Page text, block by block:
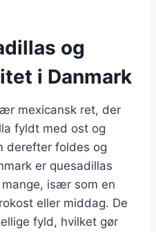
og
i Danmark
mexicansk ret, der
fyldt med ost og
derefter foldes og
er quesadillas
især som en
eller middag. De
fyld, hvilket gør